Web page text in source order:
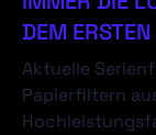
DEM
Aktuelle
Papierfiltern